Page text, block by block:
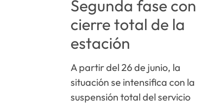
Segunda fase con
cierre total de la
estación
A partir del 26 de junio, la
situación se intensifica con la
suspensión total del servicio